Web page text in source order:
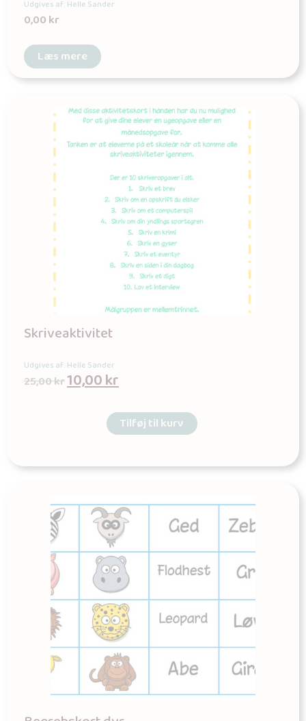
Udgives af: Helle Sander
0,00kr
Læs mere
Skriveaktivitet
Udgives af: Helle Sander
25,00kr10,00kr
Tilføj til kurv